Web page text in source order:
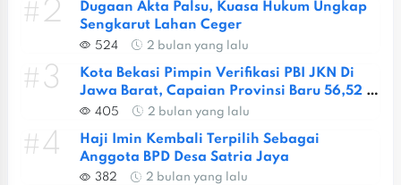
#2
Dugaan Akta Palsu, Kuasa Hukum Ungkap
Sengkarut Lahan Ceger
524 2 bulan yang lalu
#3
Kota Bekasi Pimpin Verifikasi PBI JKN Di
Jawa Barat, Capaian Provinsi Baru 56,52
Persen
405 2 bulan yang lalu
#4
Haji Imin Kembali Terpilih Sebagai
Anggota BPD Desa Satria Jaya
382 2 bulan yang lalu